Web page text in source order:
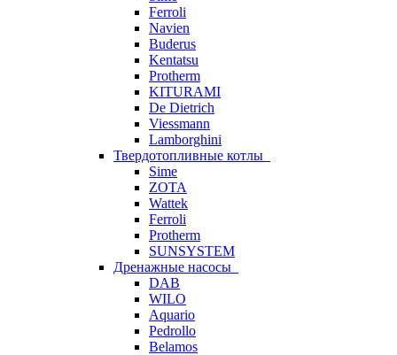
Ferroli
Navien
Buderus
Kentatsu
Protherm
KITURAMI
De Dietrich
Viessmann
Lamborghini
Твердотопливные котлы
Sime
ZOTA
Wattek
Ferroli
Protherm
SUNSYSTEM
Дренажные насосы
DAB
WILO
Aquario
Pedrollo
Belamos